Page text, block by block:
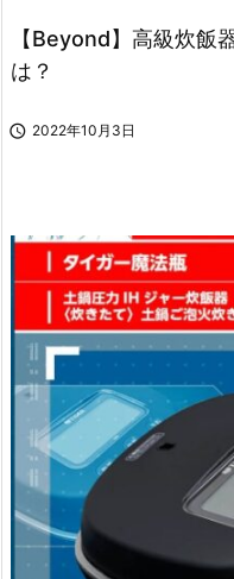
【Beyond】高級炊飯
は？
 2022年10月3日